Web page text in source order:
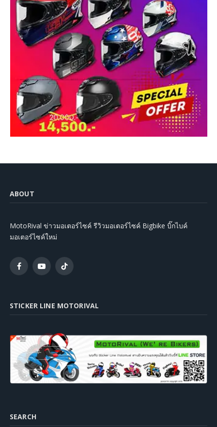
ABOUT
MotoRival ข่าวมอเตอร์ไซค์ รีวิวมอเตอร์ไซค์ Bigbike บิ๊กไบค์
มอเตอร์ไซค์ใหม่
FacebookYouTubeTikTok
STICKER LINE MOTORIVAL
SEARCH